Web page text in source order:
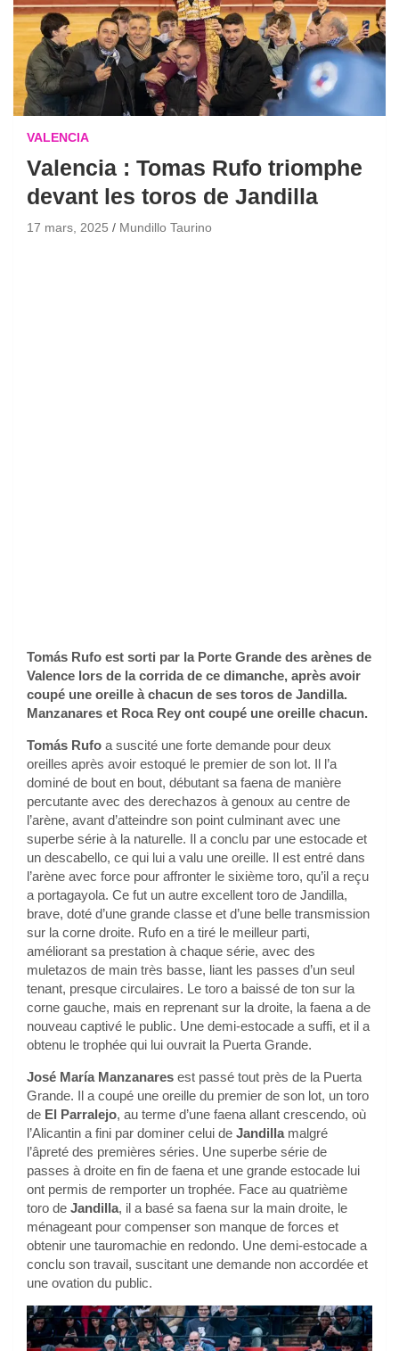
VALENCIA
Valencia : Tomas Rufo triomphe
devant les toros de Jandilla
17 mars, 2025 Mundillo Taurino
Tomás Rufo est sorti par la Porte Grande des arènes de
Valence lors de la corrida de ce dimanche, après avoir
coupé une oreille à chacun de ses toros de Jandilla.
Manzanares et Roca Rey ont coupé une oreille chacun.
Tomás Rufo a suscité une forte demande pour deux
oreilles après avoir estoqué le premier de son lot. Il l’a
dominé de bout en bout, débutant sa faena de manière
percutante avec des derechazos à genoux au centre de
l’arène, avant d’atteindre son point culminant avec une
superbe série à la naturelle. Il a conclu par une estocade et
un descabello, ce qui lui a valu une oreille. Il est entré dans
l’arène avec force pour affronter le sixième toro, qu’il a reçu
a portagayola. Ce fut un autre excellent toro de Jandilla,
brave, doté d’une grande classe et d’une belle transmission
sur la corne droite. Rufo en a tiré le meilleur parti,
améliorant sa prestation à chaque série, avec des
muletazos de main très basse, liant les passes d’un seul
tenant, presque circulaires. Le toro a baissé de ton sur la
corne gauche, mais en reprenant sur la droite, la faena a de
nouveau captivé le public. Une demi-estocade a suffi, et il a
obtenu le trophée qui lui ouvrait la Puerta Grande.
José María Manzanares est passé tout près de la Puerta
Grande. Il a coupé une oreille du premier de son lot, un toro
de El Parralejo, au terme d’une faena allant crescendo, où
l’Alicantin a fini par dominer celui de Jandilla malgré
l’âpreté des premières séries. Une superbe série de
passes à droite en fin de faena et une grande estocade lui
ont permis de remporter un trophée. Face au quatrième
toro de Jandilla, il a basé sa faena sur la main droite, le
ménageant pour compenser son manque de forces et
obtenir une tauromachie en redondo. Une demi-estocade a
conclu son travail, suscitant une demande non accordée et
une ovation du public.